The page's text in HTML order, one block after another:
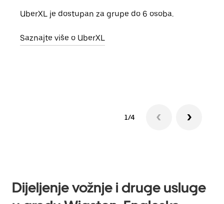
UberXL je dostupan za grupe do 6 osoba.
Saznajte više o UberXL
1/4
Dijeljenje vožnje i druge usluge